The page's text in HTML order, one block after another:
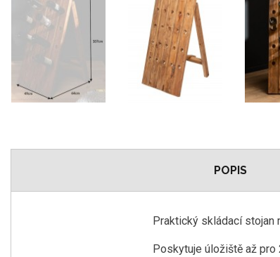
POPIS
Praktický skládací stojan
Poskytuje úložiště až pro